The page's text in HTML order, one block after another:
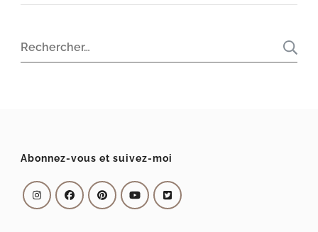
Rechercher :
Abonnez-vous et suivez-moi